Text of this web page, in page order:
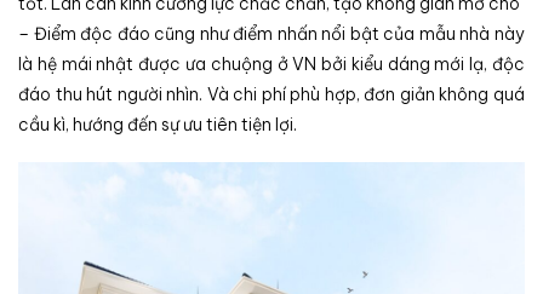
– Điểm độc đáo cũng như điểm nhấn nổi bật của mẫu nhà này
là hệ mái nhật được ưa chuộng ở VN bởi kiểu dáng mới lạ, độc
đáo thu hút người nhìn. Và chi phí phù hợp, đơn giản không quá
cầu kì, hướng đến sự ưu tiên tiện lợi.